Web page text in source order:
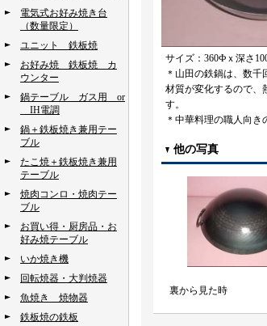
電気式お好み焼き台
（数量限定）
ユニット 鉄板焼
お好み焼 鉄板焼 カ
ウンター
鍋テーブル ガス用 or
IH電調
鍋＋鉄板焼き兼用テー
ブル
たこ焼＋鉄板焼き兼用
テーブル
焼肉コンロ・焼肉テー
ブル
お買い得・厨房品・お
好み焼テーブル
いか焼き機
回転焼器・大判焼器
魚焼き 焼物器
鉄板焼の鉄板
サイズ：360Фｘ深さ
＊山田の鉄鍋は、数千
材質が変化するので、
す。
＊中華料理の職人向き
他の写真
裏から見た時